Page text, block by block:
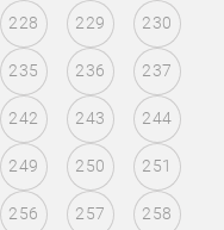
228 229 230
235 236 237
242 243 244
249 250 251
256 257 258